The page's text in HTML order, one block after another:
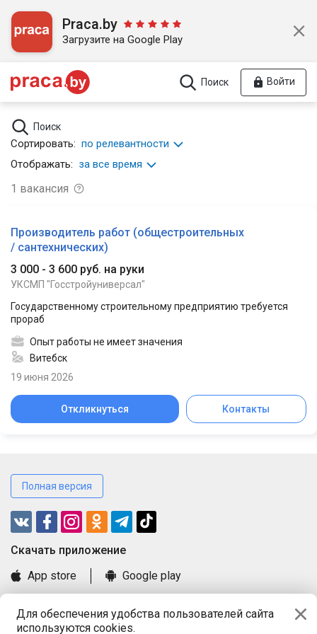
Для обеспечения удобства пользователей сайта
используются cookies.
Praca.by
Загрузите на Google Play
Поиск Войти
Поиск
Сортировать: по релевантности
Отображать: за все время
1 вакансия
Производитель работ (общестроительных
/ сантехнических)
3 000 - 3 600 руб. на руки
УКСМП "Госстройуниверсал"
Государственному строительному предприятию требуется
прораб
Опыт работы не имеет значения
Витебск
19 июня 2026
Откликнуться Контакты
Полная версия
Cкачать приложение
App store
Google play
Книга замечаний и предложений